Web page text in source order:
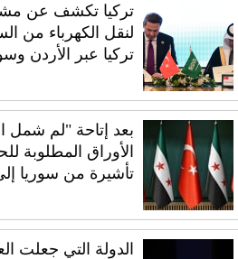
تركيا تكشف عن
لنقل الكهرباء من
تركيا عبر الأردن
بعد إتاحة "لم شمل
الأوراق المطلوبة
تأشيرة من سوريا
الدولة التي جعلت